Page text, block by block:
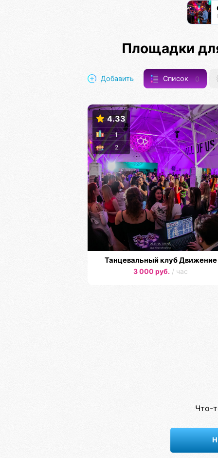
Площадки
Добавить Список 0
4.33
2
1
Танцевальный клуб Движение
3 000 руб. / час
Что-